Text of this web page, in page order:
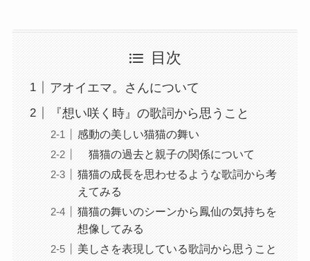
目次
アオイエマ。さんについて
『想い咲く時』の歌詞から思うこと
感動の美しい猫猫の舞い
猫猫の過去と親子の関係について
猫猫の成長を思わせるような歌詞から考
えてみる
猫猫の舞いのシーンから鳳仙の気持ちを
想像してみる
美しさを表現している歌詞から思うこと